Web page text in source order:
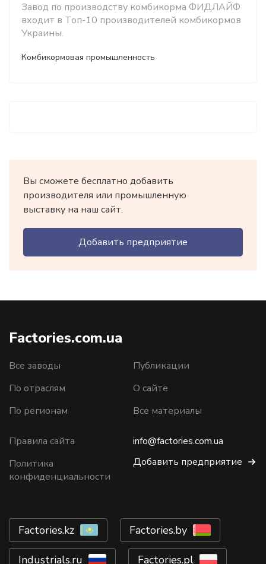
Завод по производству комбикорма ФИДЛАЙФ
входит в Топ-10 производителей комбикормов
Украины.
Комбикормовая промышленность
Вы сможете бесплатно добавить
производителя или промышленную
выставку на наш сайт.
Добавить предприятие
Factories.com.ua
Все заводы
По отраслям
По регионам
Публикации
О сайте
Все материалы
Правила сайта
Политика
конфиденциальности
info@factories.com.ua
Добавить предприятие
Factories.kz Factories.by
Industrials.ru Factories.pl